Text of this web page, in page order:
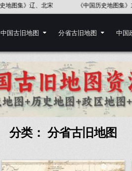
《中国历史地图集》五代十国 中国
中国古旧地图 分省古旧地图 中国
分类： 分省古旧地图
2439